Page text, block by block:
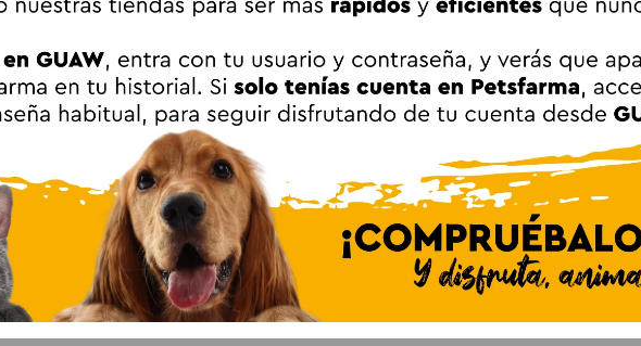
para ofrecer mayor diversidad.
consumir.
esenciales para gatos adultos.
ampliar la variedad.
Comida Húmeda para Gatos con Buey, Ternera y Cordero
(buey 4%), extractos de proteínas vegetales, pescados y subproductos de
(ternera 4%), extractos de proteínas vegetales, pescados y subproductos de